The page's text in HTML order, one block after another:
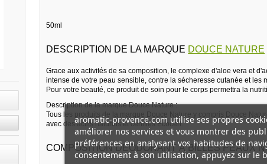
50ml
DESCRIPTION DE LA MARQUE DOUCE NATURE
Grace aux activités de sa composition, le complexe d'aloe vera et
intense de votre peau sensible, contre la sécheresse cutanée et les
Pour votre beauté, ce produit de soin pour le corps permettra la
Description de la marque Douce Nature :
Tous les produits de la marque Douce Nature y compris Douce
avec des actifs naturels et certifiés Ecocert.
COMPOSITION DÉODORANT À BILLES PEAUX
aromatic-provence.com utilise ses propres
améliorer nos services et vous montrer des
préférences en analysant vos habitudes de
consentement à son utilisation, appuyez sur le